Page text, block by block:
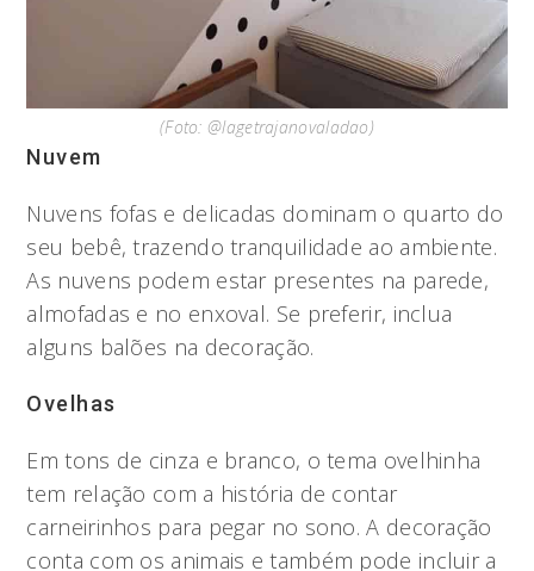
(Foto: @lagetrajanovaladao)
Nuvem
Nuvens fofas e delicadas dominam o quarto do
seu bebê, trazendo tranquilidade ao ambiente.
As nuvens podem estar presentes na parede,
almofadas e no enxoval. Se preferir, inclua
alguns balões na decoração.
Ovelhas
Em tons de cinza e branco, o tema ovelhinha
tem relação com a história de contar
carneirinhos para pegar no sono. A decoração
conta com os animais e também pode incluir a